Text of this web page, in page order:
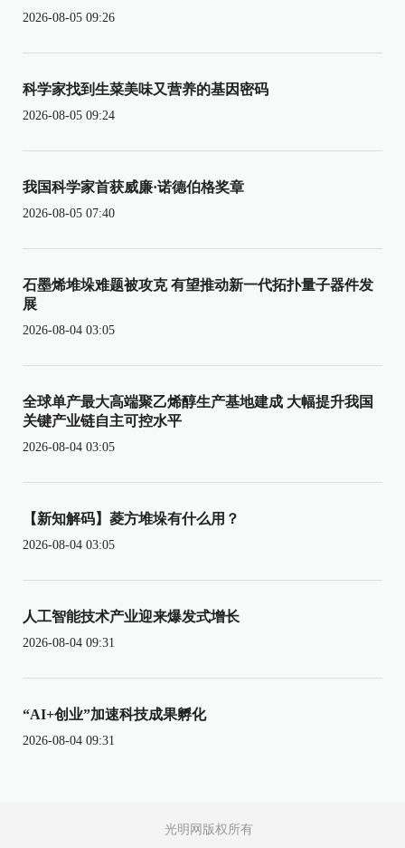
2026-08-05 09:26
科学家找到生菜美味又营养的基因密码
2026-08-05 09:24
我国科学家首获威廉·诺德伯格奖章
2026-08-05 07:40
石墨烯堆垛难题被攻克 有望推动新一代拓扑量子器件发
展
2026-08-04 03:05
全球单产最大高端聚乙烯醇生产基地建成 大幅提升我国
关键产业链自主可控水平
2026-08-04 03:05
【新知解码】菱方堆垛有什么用？
2026-08-04 03:05
人工智能技术产业迎来爆发式增长
2026-08-04 09:31
“AI+创业”加速科技成果孵化
2026-08-04 09:31
光明网版权所有